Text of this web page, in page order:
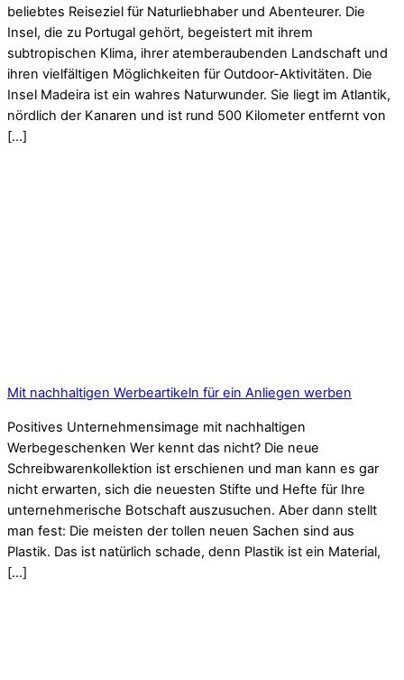
beliebtes Reiseziel für Naturliebhaber und Abenteurer. Die
Insel, die zu Portugal gehört, begeistert mit ihrem
subtropischen Klima, ihrer atemberaubenden Landschaft und
ihren vielfältigen Möglichkeiten für Outdoor-Aktivitäten. Die
Insel Madeira ist ein wahres Naturwunder. Sie liegt im Atlantik,
nördlich der Kanaren und ist rund 500 Kilometer entfernt von
[…]
Mit nachhaltigen Werbeartikeln für ein Anliegen werben
Positives Unternehmensimage mit nachhaltigen
Werbegeschenken Wer kennt das nicht? Die neue
Schreibwarenkollektion ist erschienen und man kann es gar
nicht erwarten, sich die neuesten Stifte und Hefte für Ihre
unternehmerische Botschaft auszusuchen. Aber dann stellt
man fest: Die meisten der tollen neuen Sachen sind aus
Plastik. Das ist natürlich schade, denn Plastik ist ein Material,
[…]